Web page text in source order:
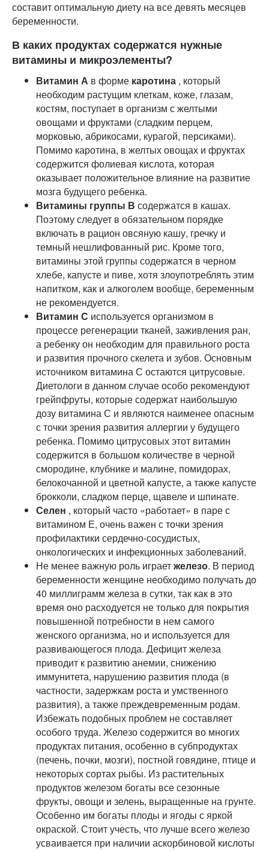
составит оптимальную диету на все девять месяцев
беременности.
В каких продуктах содержатся нужные
витамины и микроэлементы?
Витамин А в форме каротина , который
необходим растущим клеткам, коже, глазам,
костям, поступает в организм с желтыми
овощами и фруктами (сладким перцем,
морковью, абрикосами, курагой, персиками).
Помимо каротина, в желтых овощах и фруктах
содержится фолиевая кислота, которая
оказывает положительное влияние на развитие
мозга будущего ребенка.
Витамины группы В содержатся в кашах.
Поэтому следует в обязательном порядке
включать в рацион овсяную кашу, гречку и
темный нешлифованный рис. Кроме того,
витамины этой группы содержатся в черном
хлебе, капусте и пиве, хотя злоупотреблять этим
напитком, как и алкоголем вообще, беременным
не рекомендуется.
Витамин С используется организмом в
процессе регенерации тканей, заживления ран,
а ребенку он необходим для правильного роста
и развития прочного скелета и зубов. Основным
источником витамина С остаются цитрусовые.
Диетологи в данном случае особо рекомендуют
грейпфруты, которые содержат наибольшую
дозу витамина С и являются наименее опасным
с точки зрения развития аллергии у будущего
ребенка. Помимо цитрусовых этот витамин
содержится в большом количестве в черной
смородине, клубнике и малине, помидорах,
белокочанной и цветной капусте, а также капусте
брокколи, сладком перце, щавеле и шпинате.
Селен , который часто «работает» в паре с
витамином Е, очень важен с точки зрения
профилактики сердечно-сосудистых,
онкологических и инфекционных заболеваний.
Не менее важную роль играетжелезо. В период
беременности женщине необходимо получать до
40 миллиграмм железа в сутки, так как в это
время оно расходуется не только для покрытия
повышенной потребности в нем самого
женского организма, но и используется для
развивающегося плода. Дефицит железа
приводит к развитию анемии, снижению
иммунитета, нарушению развития плода (в
частности, задержкам роста и умственного
развития), а также преждевременным родам.
Избежать подобных проблем не составляет
особого труда. Железо содержится во многих
продуктах питания, особенно в субпродуктах
(печень, почки, мозги), постной говядине, птице и
некоторых сортах рыбы. Из растительных
продуктов железом богаты все сезонные
фрукты, овощи и зелень, выращенные на грунте.
Особенно им богаты плоды и ягоды с яркой
окраской. Стоит учесть, что лучше всего железо
усваивается при наличии аскорбиновой кислоты